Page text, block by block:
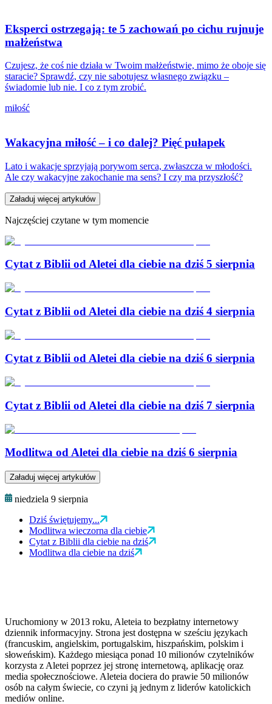
Eksperci ostrzegają: te 5 zachowań po cichu rujnuje
małżeństwa
Czujesz, że coś nie działa w Twoim małżeństwie, mimo że oboje się
staracie? Sprawdź, czy nie sabotujesz własnego związku –
świadomie lub nie. I co z tym zrobić.
miłość
Wakacyjna miłość – i co dalej? Pięć pułapek
Lato i wakacje sprzyjają porywom serca, zwłaszcza w młodości.
Ale czy wakacyjne zakochanie ma sens? I czy ma przyszłość?
Załaduj więcej artykułów
Najczęściej czytane w tym momencie
Cytat z Biblii od Aletei dla ciebie na dziś 5 sierpnia
Cytat z Biblii od Aletei dla ciebie na dziś 4 sierpnia
Cytat z Biblii od Aletei dla ciebie na dziś 6 sierpnia
Cytat z Biblii od Aletei dla ciebie na dziś 7 sierpnia
Modlitwa od Aletei dla ciebie na dziś 6 sierpnia
Załaduj więcej artykułów
niedziela 9 sierpnia
Dziś świętujemy...
Modlitwa wieczorna dla ciebie
Cytat z Biblii dla ciebie na dziś
Modlitwa dla ciebie na dziś
Uruchomiony w 2013 roku, Aleteia to bezpłatny internetowy
dziennik informacyjny. Strona jest dostępna w sześciu językach
(francuskim, angielskim, portugalskim, hiszpańskim, polskim i
słoweńskim). Każdego miesiąca ponad 10 milionów czytelników
korzysta z Aletei poprzez jej stronę internetową, aplikację oraz
media społecznościowe. Aleteia dociera do prawie 50 milionów
osób na całym świecie, co czyni ją jednym z liderów katolickich
mediów online.